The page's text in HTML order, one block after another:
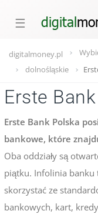
☰
digitalmoney.pl
dolnośląskie
Erste
Erste Bank Polska
bankowe, które
Oba oddziały są
piątku. Infolinia banku
skorzystać ze
bankowych, kart,